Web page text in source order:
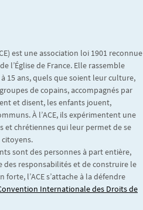
est une association loi 1901 reconnue
l’Église de France. Elle rassemble
15 ans, quels que soient leur culture,
de copains, accompagnés par
et disent, les enfants jouent,
À l’ACE, ils expérimentent une
et chrétiennes qui leur permet de se
sont des personnes à part entière,
des responsabilités et de construire le
l’ACE s’attache à la défendre
Internationale des Droits de